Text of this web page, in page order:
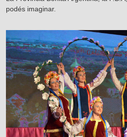
podés imaginar.